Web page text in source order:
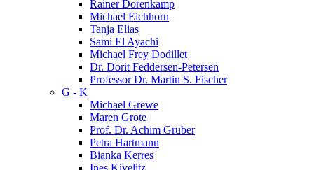
Rainer Dorenkamp
Michael Eichhorn
Tanja Elias
Sami El Ayachi
Michael Frey Dodillet
Dr. Dorit Feddersen-Petersen
Professor Dr. Martin S. Fischer
G - K
Michael Grewe
Maren Grote
Prof. Dr. Achim Gruber
Petra Hartmann
Bianka Kerres
Ines Kivelitz